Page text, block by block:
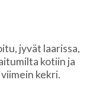
jyvät laarissa,
kotiin ja
kekri.